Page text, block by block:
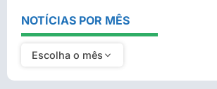
NOTÍCIAS POR MÊS
Escolha o mês